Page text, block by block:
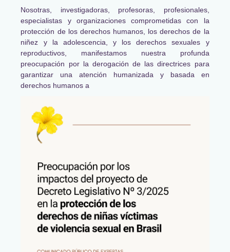
Nosotras, investigadoras, profesoras, profesionales,
especialistas y organizaciones comprometidas con la
protección de los derechos humanos, los derechos de la
niñez y la adolescencia, y los derechos sexuales y
reproductivos, manifestamos nuestra profunda
preocupación por la derogación de las directrices para
garantizar una atención humanizada y basada en
derechos humanos a